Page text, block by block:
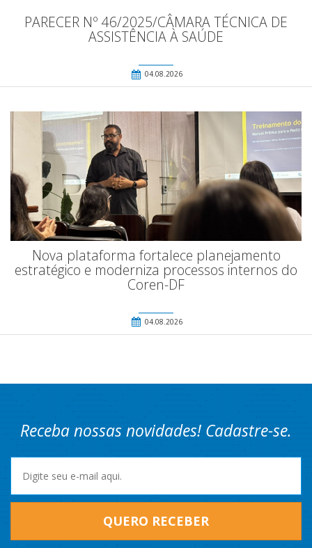
PARECER Nº 46/2025/CÂMARA TÉCNICA DE
ASSISTÊNCIA À SAÚDE
04.08.2026
Nova plataforma fortalece planejamento
estratégico e moderniza processos internos do
Coren-DF
04.08.2026
Receba nossas novidades! Cadastre-se.
QUERO RECEBER